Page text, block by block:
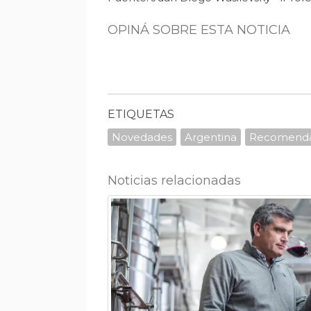
OPINÁ SOBRE ESTA NOTICIA
ETIQUETAS
Novedades
Argentina
Noticias relacionadas